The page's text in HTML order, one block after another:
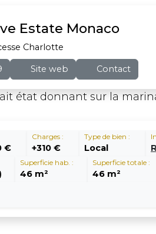
Estate Monaco
Charlotte
Site web Contact
état donnant sur la
€
Charges :
+310 €
Type de bien :
Local
Superficie hab. :
46 m²
Superficie totale :
46 m²